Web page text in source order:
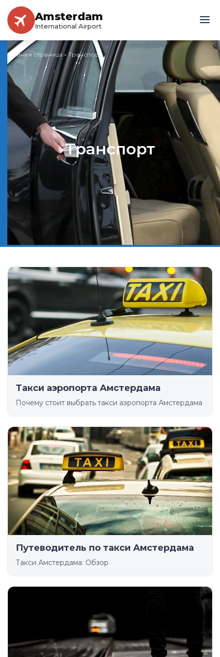
Amsterdam
International Airport
Главная страница »Транспорт
Транспорт
Такси аэропорта Амстердама
Почему стоит выбрать такси аэропорта Амстердама
Путеводитель по такси Амстердама
Такси Амстердама: Обзор